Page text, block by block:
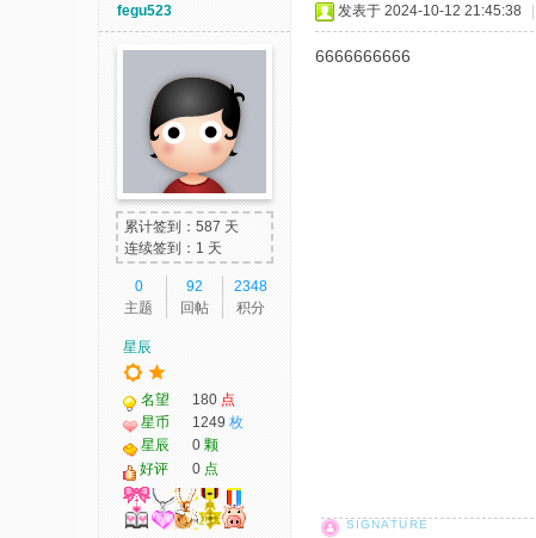
fegu523
累计签到：587 天
连续签到：1 天
0
主题
92
回帖
2348
积分
星辰
名望 180 点
星币
1249 枚
星辰
0 颗
好评
0 点
发表于 2024-10-12 21:45:38
6666666666